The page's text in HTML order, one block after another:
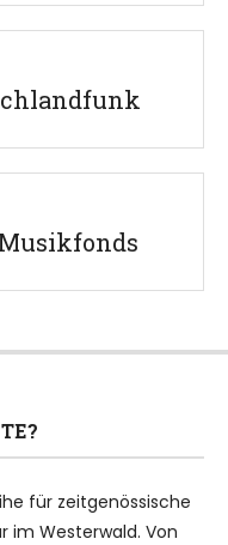
für zeitgenössische
im Westerwald. Von